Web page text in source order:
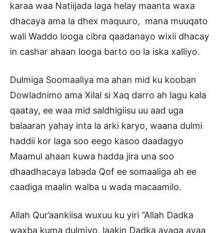
karaa waa Natiijada laga helay maanta waxa
dhacaya ama la dhex maquuro, mana muuqato
wali Waddo looga cibra qaadanayo wixii dhacay
in cashar ahaan looga barto oo la iska xalliyo.
Dulmiga Soomaaliya ma ahan mid ku kooban
Dowladnimo ama Xilal si Xaq darro ah lagu kala
qaatay, ee waa mid saldhigiisu uu aad uga
balaaran yahay inta la arki karyo, waana dulmi
haddii kor laga soo eego kasoo daadagyo
Maamul ahaan kuwa hadda jira una soo
dhaadhacaya labada Qof ee somaaliga ah ee
caadiga maalin walba u wada macaamilo.
Allah Qur’aankiisa wuxuu ku yiri “Allah Dadka
waxba kuma dulmiyo, laakin Dadka ayaga ayaa